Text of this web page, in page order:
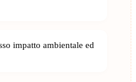
impatto ambientale ed